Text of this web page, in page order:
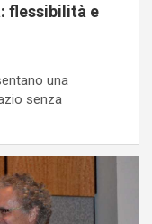
flessibilità e
una
senza